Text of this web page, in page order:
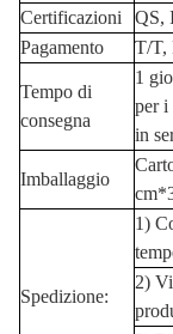
Certificazioni
QS,
Pagamento
T/T,
Tempo di
consegna
1
per i
in
Imballaggio
Spedizione:
1)
2)